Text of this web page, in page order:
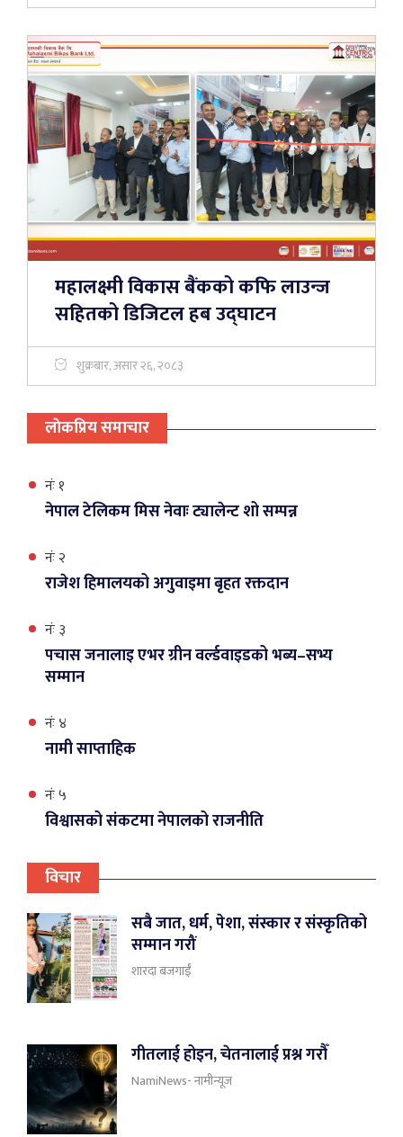
महालक्ष्मी विकास बैंकको कफि लाउन्ज
सहितको डिजिटल हब उद्घाटन
शुक्रबार, असार २६, २०८३
लाेकप्रिय समाचार
नंः १
नेपाल टेलिकम मिस नेवाः ट्यालेन्ट शो सम्पन्न
नंः २
राजेश हिमालयको अगुवाइमा बृहत रक्तदान
नंः ३
पचास जनालाइ एभर ग्रीन वर्ल्डवाइडको भब्य–सभ्य
सम्मान
नंः ४
नामी साप्ताहिक
नंः ५
विश्वासको संकटमा नेपालको राजनीति
विचार
सबै जात, धर्म, पेशा, संस्कार र संस्कृतिको
सम्मान गरौं
शारदा बजगाईँ
गीतलाई होइन, चेतनालाई प्रश्न गरौँ
NamiNews- नामीन्यूज